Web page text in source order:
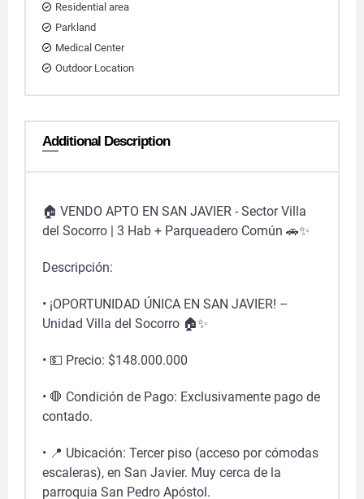
Residential area
Parkland
Medical Center
Outdoor Location
Additional Description
🏠 VENDO APTO EN SAN JAVIER - Sector Villa
del Socorro | 3 Hab + Parqueadero Común 🚗✨
Descripción:
• ¡OPORTUNIDAD ÚNICA EN SAN JAVIER! –
Unidad Villa del Socorro 🏠✨
• 💵 Precio: $148.000.000
• 🛑 Condición de Pago: Exclusivamente pago de
contado.
• 📍 Ubicación: Tercer piso (acceso por cómodas
escaleras), en San Javier. Muy cerca de la
parroquia San Pedro Apóstol.